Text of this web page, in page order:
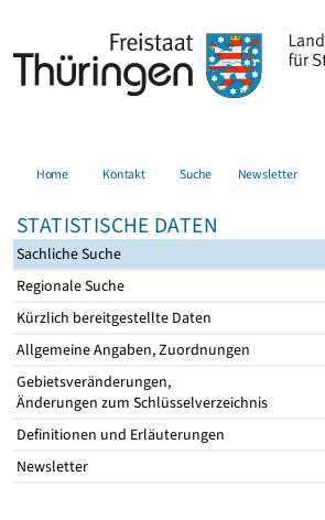
Home Kontakt Suche Newsletter
STATISTISCHE DATEN
Sachliche Suche
Regionale Suche
Kürzlich bereitgestellte Daten
Allgemeine Angaben, Zuordnungen
Gebietsveränderungen,
Änderungen zum Schlüsselverzeichnis
Definitionen und Erläuterungen
Newsletter